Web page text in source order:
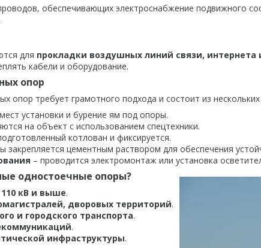
обеспечивающих электроснабжение подвижного
для прокладки воздушных линий связи,
кабели и оборудование.
опор
опор требует грамотного подхода и состоит из нескольких
установки и бурение ям под опоры.
на объект с использованием спецтехники.
котлован и фиксируется.
закрепляется цементным раствором для обеспечения
– проводится электромонтаж или установка
одностоечные опоры?
кВ и выше.
дворовых территорий.
и городского транспорта.
.
инфраструктуры.